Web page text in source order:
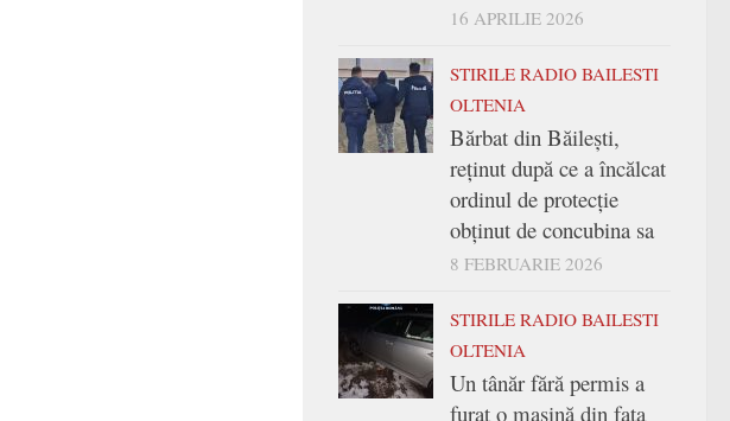
16 APRILIE 2026
STIRILE RADIO BAILESTI
OLTENIA
Bărbat din Băilești,
reținut după ce a încălcat
ordinul de protecție
obținut de concubina sa
8 FEBRUARIE 2026
STIRILE RADIO BAILESTI
OLTENIA
Un tânăr fără permis a
furat o mașină din fața